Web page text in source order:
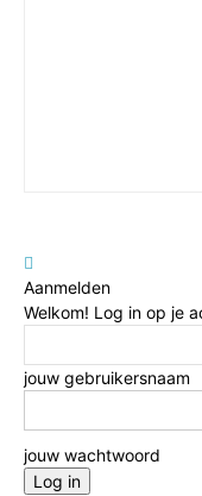
Aanmelden
Welkom! Log in op je
jouw gebruikersnaam
jouw wachtwoord